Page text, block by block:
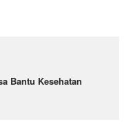
Bantu Kesehatan